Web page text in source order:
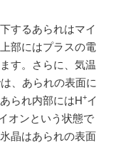
するあられはマイ
部にはプラスの電
す。さらに、気温
、あられの表面に
られ内部にはH+イ
オンという状態で
晶はあられの表面